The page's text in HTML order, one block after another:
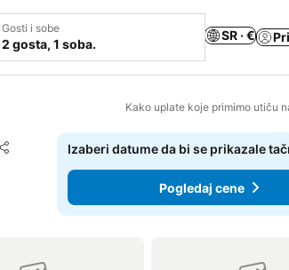
Gosti i sobe
2 gosta, 1 soba.
SR · €
Kako uplate koje primimo utiču
Deli
Dodati u favorite
Izaberi datume da bi se prikazale
Pogledaj cene